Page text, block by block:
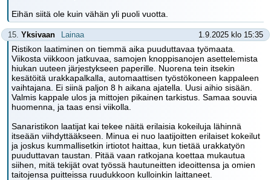
Eihän siitä ole kuin vähän yli puoli vuotta.
15. Yksivaan Lainaa 1.9.2025 klo 15:35
Ristikon laatiminen on tiemmä aika puuduttavaa työmaata.
Viikosta viikkoon jatkuvaa, samojen knoppisanojen asettelemista
hiukan uuteen järjestykseen paperille. Nuorena tein itsekin
kesätöitä urakkapalkalla, automaattisen työstökoneen kappaleen
vaihtajana. Ei siinä paljon 8 h aikana ajatella. Uusi aihio sisään.
Valmis kappale ulos ja mittojen pikainen tarkistus. Samaa souvia
huomenna, ja taas ensi viikolla.
Sanaristikon laatijat kai tekee näitä erilaisia kokeiluja lähinnä
itseään viihdyttääkseen. Minua ei nuo laatijoitten erilaiset kokeilut
ja joskus kummallisetkin irtiotot haittaa, kun tietää urakkatyön
puuduttavan taustan. Pitää vaan ratkojana koettaa mukautua
siihen, mitä tekijät ovat työssä hautuneitten ideoittensa ja omien
taitojensa puitteissa ruudukkoon kulloinkin laittaneet.